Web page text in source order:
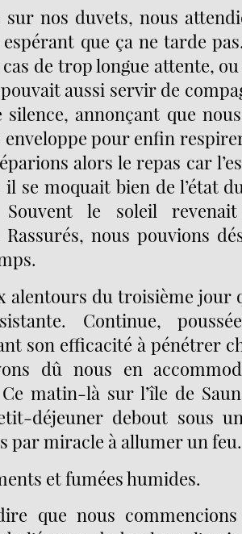
sur nos duvets, nous
que ça ne tarde
de trop longue attente,
aussi servir de
silence, annonçant que
enveloppe pour enfin
alors le repas car
se moquait bien de l’état
Souvent le soleil
Rassurés, nous pouvions
alentours du troisième jour
Continue,
son efficacité à pénétrer
dû nous en
matin-là sur l’île de
déjeuner debout sous
par miracle à allumer un feu.
et fumées humides.
que nous